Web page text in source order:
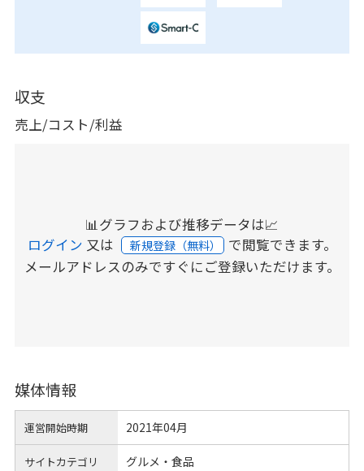
収支
売上/コスト/利益
📊グラフおよび推移データは📈
ログイン 又は 新規登録（無料） で閲覧できます。
メールアドレスのみですぐにご登録いただけます。
媒体情報
運営開始時期 2021年04月
サイトカテゴリ グルメ・食品